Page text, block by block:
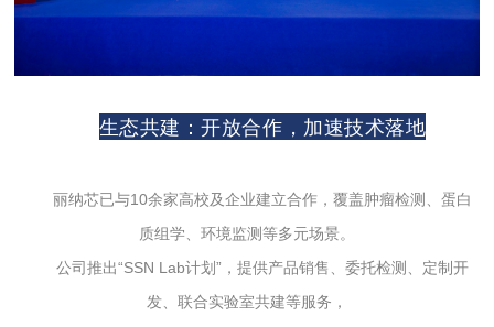
生态共建：开放合作，加速技术落地
丽纳芯已与10余家高校及企业建立合作，覆盖肿瘤检测、蛋白
质组学、环境监测等多元场景。
公司推出“SSN Lab计划”，提供产品销售、委托检测、定制开
发、联合实验室共建等服务，